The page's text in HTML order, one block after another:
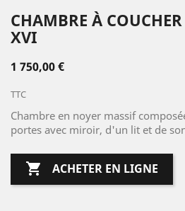
CHAMBRE À
XVI
1 750,00 €
TTC
Chambre en noyer massif
portes avec miroir, d'un lit et de
 ACHETER EN LIGNE